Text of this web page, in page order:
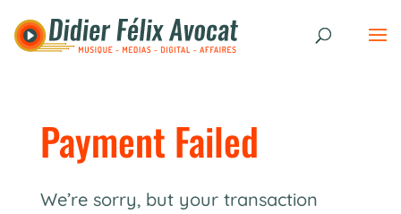
Payment Failed
We’re sorry, but your transaction